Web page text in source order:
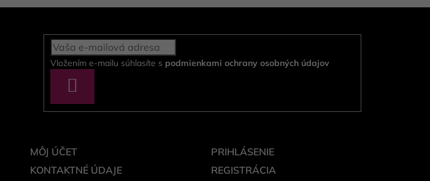
Vložením e-mailu súhlasíte s podmienkami ochrany osobných údajov
SA
MÔJ ÚČET
KONTAKTNÉ ÚDAJE
PRIHLÁSENIE
REGISTRÁCIA